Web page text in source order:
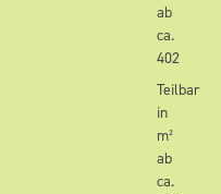
ab
ca.
402
Teilbar
in
m²
ab
ca.